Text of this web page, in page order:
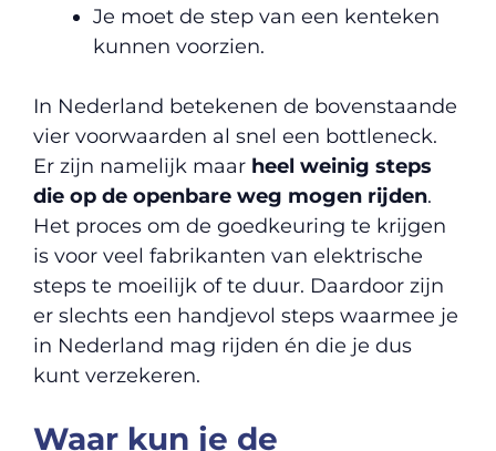
Je moet de step van een kenteken
kunnen voorzien.
In Nederland betekenen de bovenstaande
vier voorwaarden al snel een bottleneck.
Er zijn namelijk maar heel weinig steps
die op de openbare weg mogen rijden.
Het proces om de goedkeuring te krijgen
is voor veel fabrikanten van elektrische
steps te moeilijk of te duur. Daardoor zijn
er slechts een handjevol steps waarmee je
in Nederland mag rijden én die je dus
kunt verzekeren.
Waar kun je de